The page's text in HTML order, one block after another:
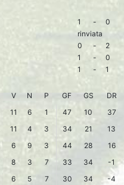
1 -
0
rinviata
0 -
2
1 -
0
1 -
1
V N P GF GS
DR
11 6 1 47 10
37
11 4 3 34 21
13
6 9 3 44 28
16
8 3 7 33 34
-1
6 5 7 30 34 -4